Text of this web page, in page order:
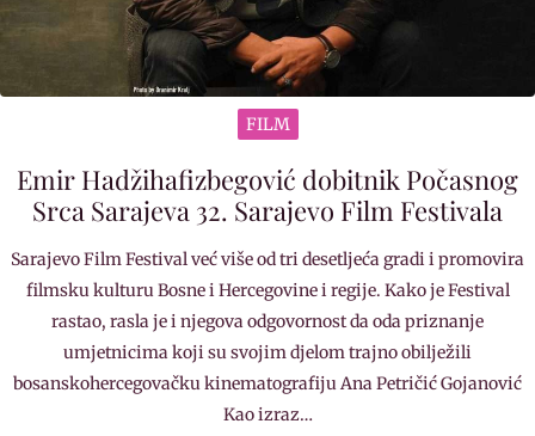
FILM
Emir Hadžihafizbegović dobitnik Počasnog
Srca Sarajeva 32. Sarajevo Film Festivala
Sarajevo Film Festival već više od tri desetljeća gradi i promovira
filmsku kulturu Bosne i Hercegovine i regije. Kako je Festival
rastao, rasla je i njegova odgovornost da oda priznanje
umjetnicima koji su svojim djelom trajno obilježili
bosanskohercegovačku kinematografiju Ana Petričić Gojanović
Kao izraz…